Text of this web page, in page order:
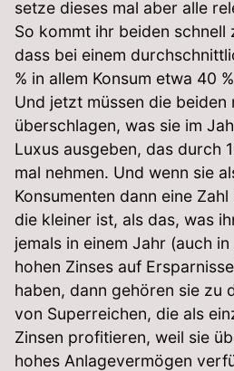
setze dieses mal aber alle
So kommt ihr beiden schnell
dass bei einem
% in allem Konsum etwa 40
Und jetzt müssen die beiden
überschlagen, was sie im
Luxus ausgeben, das durch
mal nehmen. Und wenn sie
Konsumenten dann eine
die kleiner ist, als das, was
jemals in einem Jahr (auch
hohen Zinses auf
haben, dann gehören sie zu
von Superreichen, die als
Zinsen profitieren, weil sie
hohes Anlagevermögen